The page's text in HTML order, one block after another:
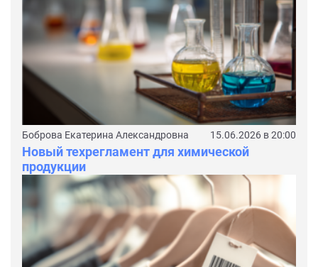
Боброва Екатерина Александровна 15.06.2026 в 20:00
Новый техрегламент для химической
продукции